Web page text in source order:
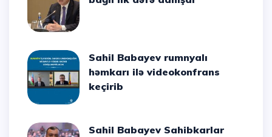
Sahil Babayev rumnyalı
həmkarı ilə videokonfrans
keçirib
Sahil Babayev Sahibkarlar